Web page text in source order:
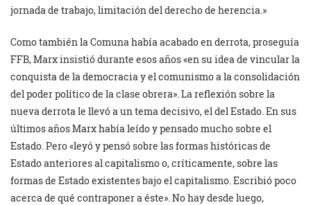
jornada de trabajo, limitación del derecho de herencia.»
Como también la Comuna había acabado en derrota, proseguía
FFB, Marx insistió durante esos años «en su idea de vincular la
conquista de la democracia y el comunismo a la consolidación
del poder político de la clase obrera». La reflexión sobre la
nueva derrota le llevó a un tema decisivo, el del Estado. En sus
últimos años Marx había leído y pensado mucho sobre el
Estado. Pero «leyó y pensó sobre las formas históricas de
Estado anteriores al capitalismo o, críticamente, sobre las
formas de Estado existentes bajo el capitalismo. Escribió poco
acerca de qué contraponer a éste». No hay desde luego,